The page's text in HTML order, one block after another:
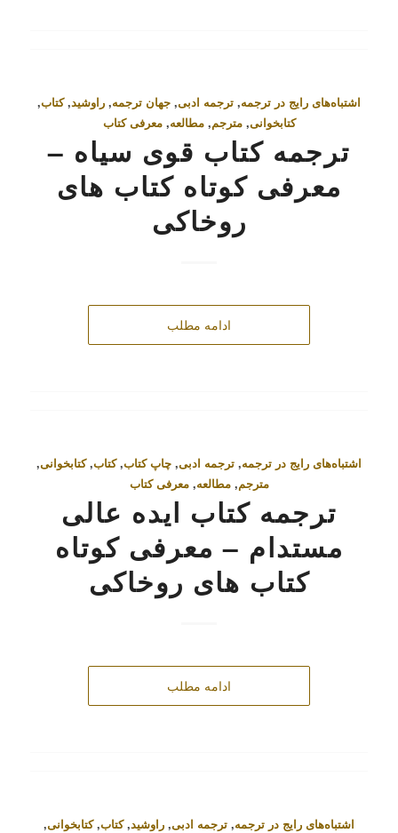
اشتباه‌های رایج در ترجمه, ترجمه ادبی, جهان ترجمه, راوشید,کتاب,
کتابخوانی,مترجم,مطالعه,معرفی کتاب
ترجمه کتاب قوی سیاه –
معرفی کوتاه کتاب‌ های
روخاکی
ادامه مطلب
اشتباه‌های رایج در ترجمه, ترجمه ادبی, چاپ کتاب,کتاب,کتابخوانی,
مترجم,مطالعه,معرفی کتاب
ترجمه کتاب ایده عالی
مستدام – معرفی کوتاه
کتاب‌ های روخاکی
ادامه مطلب
اشتباه‌های رایج در ترجمه, ترجمه ادبی, راوشید,کتاب,کتابخوانی,